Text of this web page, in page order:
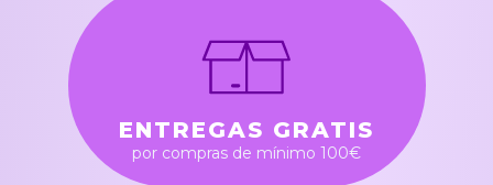
ENTREGAS GRATIS
por compras de mínimo 100€